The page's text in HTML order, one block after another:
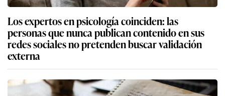
Los expertos en psicología coinciden: las
personas que nunca publican contenido en sus
redes sociales no pretenden buscar validación
externa